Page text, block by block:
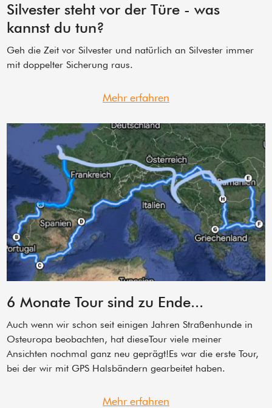
Silvester steht vor der Türe - was
kannst du tun?
Geh die Zeit vor Silvester und natürlich an Silvester immer
mit doppelter Sicherung raus.
Mehr erfahren
6 Monate Tour sind zu Ende...
Auch wenn wir schon seit einigen Jahren Straßenhunde in
Osteuropa beobachten, hat dieseTour viele meiner
Ansichten nochmal ganz neu geprägt!Es war die erste Tour,
bei der wir mit GPS Halsbändern gearbeitet haben.
Mehr erfahren